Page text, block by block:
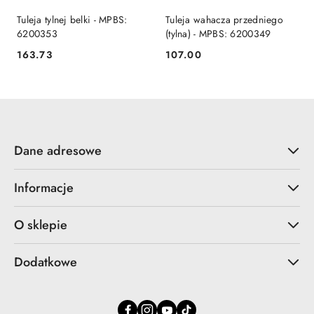
Tuleja tylnej belki - MPBS:
6200353
Cena:
163.73
Tuleja wahacza przedniego
(tylna) - MPBS: 6200349
Cena:
107.00
Dane adresowe
Informacje
O sklepie
Dodatkowe